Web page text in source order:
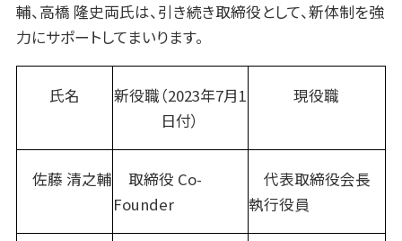
輔、高橋 隆史両氏は、引き続き取締役として、新体制を強
力にサポートしてまいります。
氏名
新役職（2023年7月1
日付）
現役職
佐藤 清之輔 取締役 Co-
Founder
代表取締役会長
執行役員